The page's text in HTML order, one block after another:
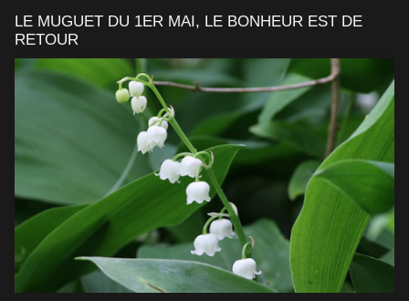
LE MUGUET DU 1ER MAI, LE BONHEUR EST DE
RETOUR